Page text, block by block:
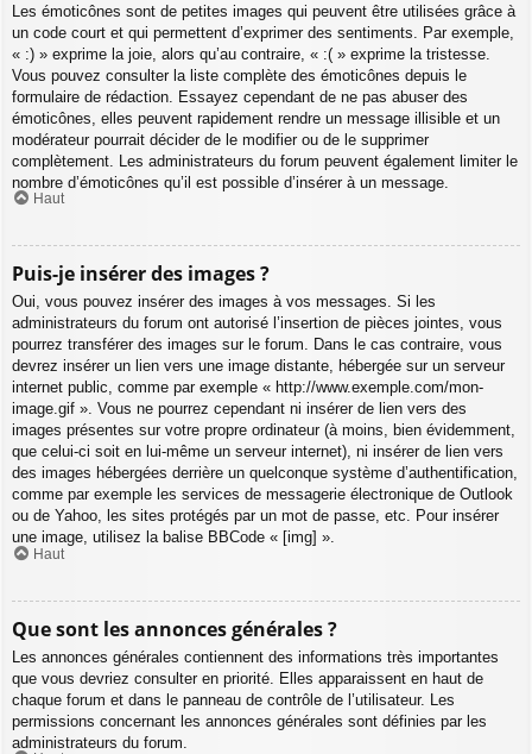
Les émoticônes sont de petites images qui peuvent être utilisées grâce à
un code court et qui permettent d’exprimer des sentiments. Par exemple,
« :) » exprime la joie, alors qu’au contraire, « :( » exprime la tristesse.
Vous pouvez consulter la liste complète des émoticônes depuis le
formulaire de rédaction. Essayez cependant de ne pas abuser des
émoticônes, elles peuvent rapidement rendre un message illisible et un
modérateur pourrait décider de le modifier ou de le supprimer
complètement. Les administrateurs du forum peuvent également limiter le
nombre d’émoticônes qu’il est possible d’insérer à un message.
Haut
Puis-je insérer des images ?
Oui, vous pouvez insérer des images à vos messages. Si les
administrateurs du forum ont autorisé l’insertion de pièces jointes, vous
pourrez transférer des images sur le forum. Dans le cas contraire, vous
devrez insérer un lien vers une image distante, hébergée sur un serveur
internet public, comme par exemple « http://www.exemple.com/mon-
image.gif ». Vous ne pourrez cependant ni insérer de lien vers des
images présentes sur votre propre ordinateur (à moins, bien évidemment,
que celui-ci soit en lui-même un serveur internet), ni insérer de lien vers
des images hébergées derrière un quelconque système d’authentification,
comme par exemple les services de messagerie électronique de Outlook
ou de Yahoo, les sites protégés par un mot de passe, etc. Pour insérer
une image, utilisez la balise BBCode « [img] ».
Haut
Que sont les annonces générales ?
Les annonces générales contiennent des informations très importantes
que vous devriez consulter en priorité. Elles apparaissent en haut de
chaque forum et dans le panneau de contrôle de l’utilisateur. Les
permissions concernant les annonces générales sont définies par les
administrateurs du forum.